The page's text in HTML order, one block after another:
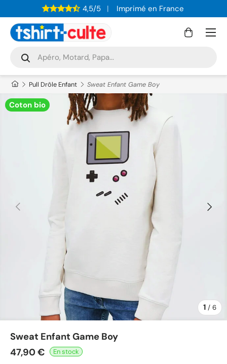
ALLER AU CONTENU
4,5/5 Imprimé en France
Recherche
Rechercher
Panier
Menu
Pull Drôle Enfant Sweat Enfant Game Boy
Coton bio
PRÉCÉDENT
1 / de
6
Sweat Enfant Game Boy
47,90 €